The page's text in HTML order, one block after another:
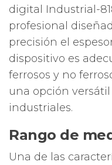
digital Industrial-
profesional
precisión el
dispositivo es
ferrosos y no
una opción
industriales.
Rango de
Una de las